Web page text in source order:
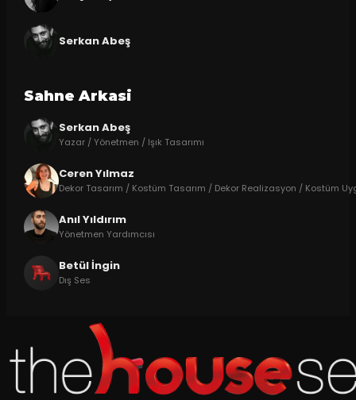
Serkan Abeş
Sahne Arkasi
Serkan Abeş
Yazar / Yönetmen / Işık Tasarımı
Ceren Yılmaz
Dekor Tasarım / Kostüm Tasarım / Dekor Realizasyon / Kostüm
Anıl Yıldırım
Yönetmen Yardımcısı
Betül İngin
Dış Ses